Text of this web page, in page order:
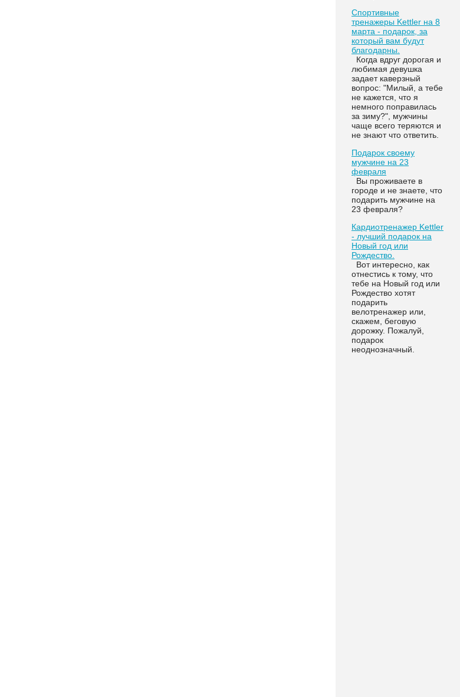
Спортивные
тренажеры Kettler на 8
марта - подарок, за
который вам будут
благодарны.
Когда вдруг дорогая и
любимая девушка
задает каверзный
вопрос: "Милый, а тебе
не кажется, что я
немного поправилась
за зиму?", мужчины
чаще всего теряются и
не знают что ответить.
Подарок своему
мужчине на 23
февраля
Вы проживаете в
городе и не знаете, что
подарить мужчине на
23 февраля?
Кардиотренажер Kettler
- лучший подарок на
Новый год или
Рождество.
Вот интересно, как
отнестись к тому, что
тебе на Новый год или
Рождество хотят
подарить
велотренажер или,
скажем, беговую
дорожку. Пожалуй,
подарок
неоднозначный.